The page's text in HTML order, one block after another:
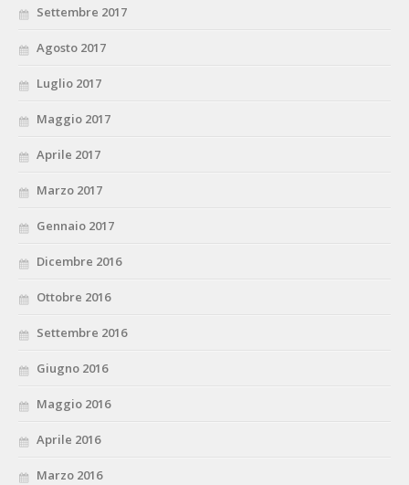
Settembre 2017
Agosto 2017
Luglio 2017
Maggio 2017
Aprile 2017
Marzo 2017
Gennaio 2017
Dicembre 2016
Ottobre 2016
Settembre 2016
Giugno 2016
Maggio 2016
Aprile 2016
Marzo 2016